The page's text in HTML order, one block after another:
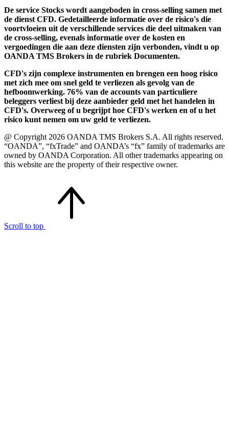
De service Stocks wordt aangeboden in cross-selling samen met
de dienst CFD. Gedetailleerde informatie over de risico's die
voortvloeien uit de verschillende services die deel uitmaken van
de cross-selling, evenals informatie over de kosten en
vergoedingen die aan deze diensten zijn verbonden, vindt u op
OANDA TMS Brokers in de rubriek Documenten.
CFD's zijn complexe instrumenten en brengen een hoog risico
met zich mee om snel geld te verliezen als gevolg van de
hefboomwerking. 76% van de accounts van particuliere
beleggers verliest bij deze aanbieder geld met het handelen in
CFD's. Overweeg of u begrijpt hoe CFD's werken en of u het
risico kunt nemen om uw geld te verliezen.
@ Copyright 2026 OANDA TMS Brokers S.A. All rights reserved.
“OANDA”, “fxTrade” and OANDA’s “fx” family of trademarks are
owned by OANDA Corporation. All other trademarks appearing on
this website are the property of their respective owner.
Scroll to top